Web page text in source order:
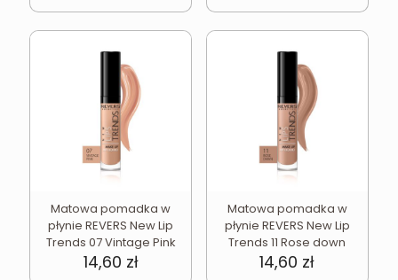
Matowa pomadka w
płynie REVERS New Lip
Trends 07 Vintage Pink
14,60 zł
Matowa pomadka w
płynie REVERS New Lip
Trends 11 Rose down
14,60 zł